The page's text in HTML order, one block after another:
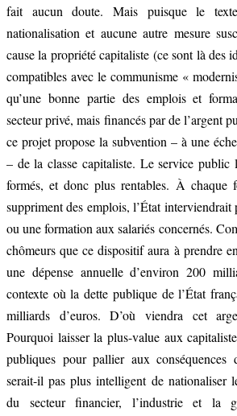
fait aucun doute. Mais puisque le
nationalisation et aucune autre mesure
cause la propriété capitaliste (ce sont là des
compatibles avec le communisme «
qu’une bonne partie des emplois et
secteur privé, mais financés par de l’argent
ce projet propose la subvention – à une
– de la classe capitaliste. Le service public
formés, et donc plus rentables. À chaque
suppriment des emplois, l’État
ou une formation aux salariés concernés.
chômeurs que ce dispositif aura à prendre
une dépense annuelle d’environ 200
contexte où la dette publique de l’État
milliards d’euros. D’où viendra cet
Pourquoi laisser la plus-value aux
publiques pour pallier aux
serait-il pas plus intelligent de nationaliser
du secteur financier, l’industrie et la